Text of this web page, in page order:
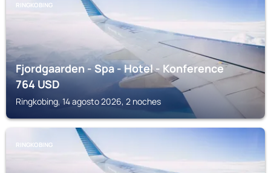
RINGKOBING
Fjordgaarden - Spa - Hotel - Konference
764USD
Ringkobing, 14 agosto 2026, 2 noches
RINGKOBING